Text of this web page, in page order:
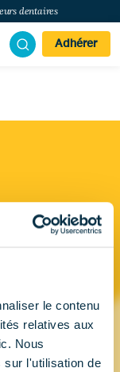
le contenu
relatives aux
Nous
sur l'utilisation de
dentaires
Adhérer